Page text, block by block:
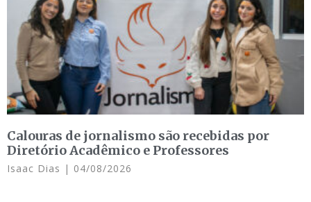
Calouras de jornalismo são recebidas por
Diretório Acadêmico e Professores
Isaac Dias 04/08/2026